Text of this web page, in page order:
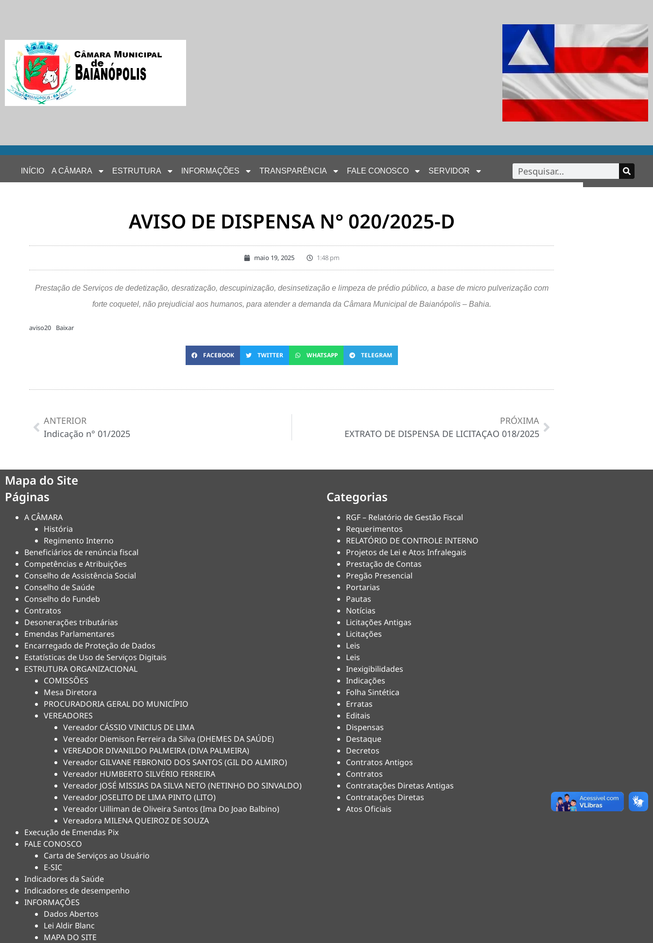
INÍCIO A CÂMARA ESTRUTURA INFORMAÇÕES TRANSPARÊNCIA FALE CONOSCO SERVIDOR
AVISO DE DISPENSA N° 020/2025-D
maio 19, 2025 1:48 pm
Prestação de Serviços de dedetização, desratização, descupinização, desinsetização e limpeza de prédio público, a base de micro pulverização com
forte coquetel, não prejudicial aos humanos, para atender a demanda da Câmara Municipal de Baianópolis – Bahia.
aviso20 Baixar
FACEBOOK TWITTER WHATSAPP TELEGRAM
ANTERIOR
Indicação n° 01/2025
PRÓXIMA
EXTRATO DE DISPENSA DE LICITAÇAO 018/2025
Mapa do Site
Páginas
A CÂMARA
História
Regimento Interno
Beneficiários de renúncia fiscal
Competências e Atribuições
Conselho de Assistência Social
Conselho de Saúde
Conselho do Fundeb
Contratos
Desonerações tributárias
Emendas Parlamentares
Encarregado de Proteção de Dados
Estatísticas de Uso de Serviços Digitais
ESTRUTURA ORGANIZACIONAL
COMISSÕES
Mesa Diretora
PROCURADORIA GERAL DO MUNICÍPIO
VEREADORES
Vereador CÁSSIO VINICIUS DE LIMA
Vereador Diemison Ferreira da Silva (DHEMES DA SAÚDE)
VEREADOR DIVANILDO PALMEIRA (DIVA PALMEIRA)
Vereador GILVANE FEBRONIO DOS SANTOS (GIL DO ALMIRO)
Vereador HUMBERTO SILVÉRIO FERREIRA
Vereador JOSÉ MISSIAS DA SILVA NETO (NETINHO DO SINVALDO)
Vereador JOSELITO DE LIMA PINTO (LITO)
Vereador Uilliman de Oliveira Santos (Ima Do Joao Balbino)
Vereadora MILENA QUEIROZ DE SOUZA
Execução de Emendas Pix
FALE CONOSCO
Carta de Serviços ao Usuário
E-SIC
Indicadores da Saúde
Indicadores de desempenho
INFORMAÇÕES
Dados Abertos
Lei Aldir Blanc
MAPA DO SITE
Categorias
RGF – Relatório de Gestão Fiscal
Requerimentos
RELATÓRIO DE CONTROLE INTERNO
Projetos de Lei e Atos Infralegais
Prestação de Contas
Pregão Presencial
Portarias
Pautas
Notícias
Licitações Antigas
Licitações
Leis
Leis
Inexigibilidades
Indicações
Folha Sintética
Erratas
Editais
Dispensas
Destaque
Decretos
Contratos Antigos
Contratos
Contratações Diretas Antigas
Contratações Diretas
Atos Oficiais